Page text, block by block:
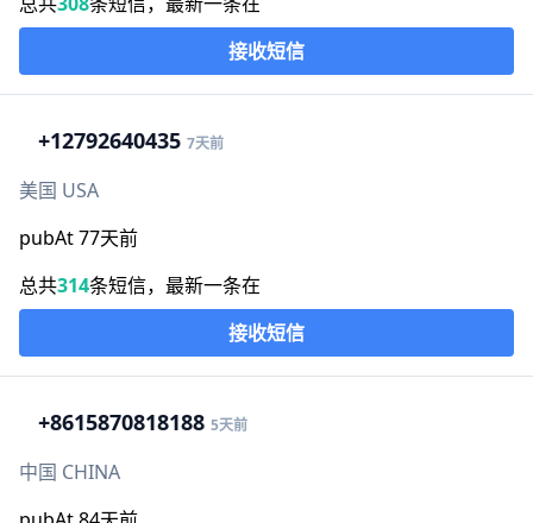
接收短信
+12792640435 7天前
美国 USA
pubAt 77天前
总共314条短信，最新一条在
接收短信
+8615870818188 5天前
中国 CHINA